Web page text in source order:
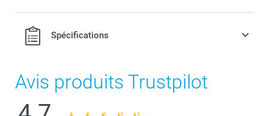
Spécifications
Avis produits Trustpilot